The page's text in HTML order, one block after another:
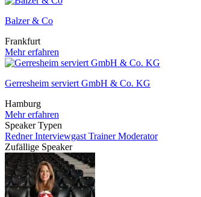
Balzer & Co
Frankfurt
Mehr erfahren
Gerresheim serviert GmbH & Co. KG
Hamburg
Mehr erfahren
Speaker Typen
RednerInterviewgast TrainerModerator
Zufällige Speaker